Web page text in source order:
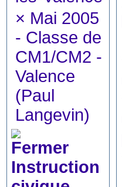
× Mai 2005
- Classe de
CM1/CM2 -
Valence
(Paul
Langevin)
Instruction